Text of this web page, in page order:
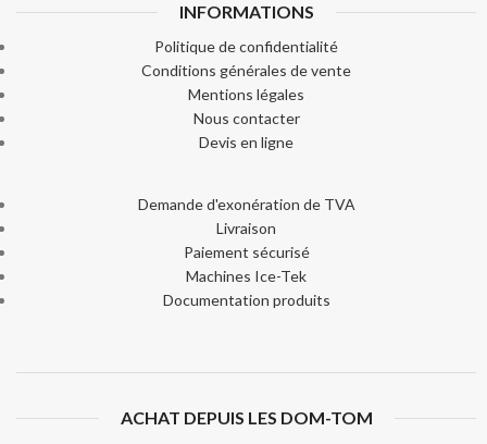
INFORMATIONS
Politique de confidentialité
Conditions générales de vente
Mentions légales
Nous contacter
Devis en ligne
Demande d'exonération de TVA
Livraison
Paiement sécurisé
Machines Ice-Tek
Documentation produits
ACHAT DEPUIS LES DOM-TOM